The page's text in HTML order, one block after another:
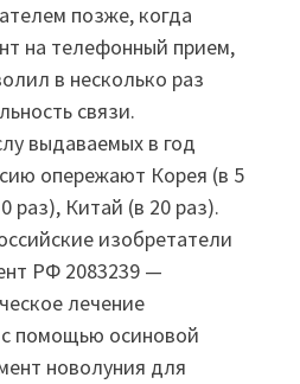
позже, когда
на телефонный прием,
в несколько раз
связи.
выдаваемых в год
опережают Корея (в 5
раз), Китай (в 20 раз).
изобретатели
РФ 2083239 —
лечение
помощью осиновой
новолуния для